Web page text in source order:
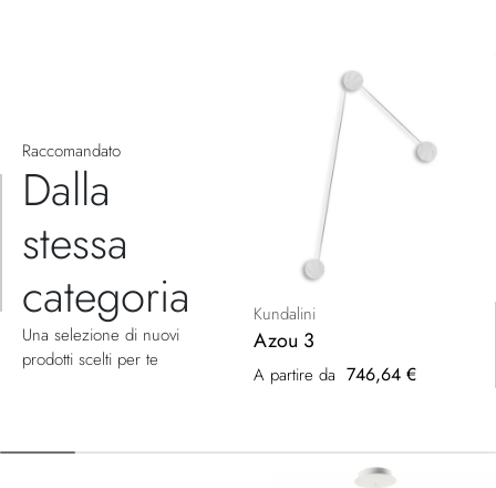
Raccomandato
Dalla
stessa
categoria
Una selezione di nuovi
prodotti scelti per te
Kundalini
Azou 3
A partire da 746,64 €